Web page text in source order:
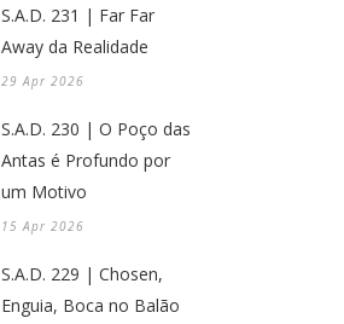
S.A.D. 231 | Far Far
Away da Realidade
29 Apr 2026
S.A.D. 230 | O Poço das
Antas é Profundo por
um Motivo
15 Apr 2026
S.A.D. 229 | Chosen,
Enguia, Boca no Balão